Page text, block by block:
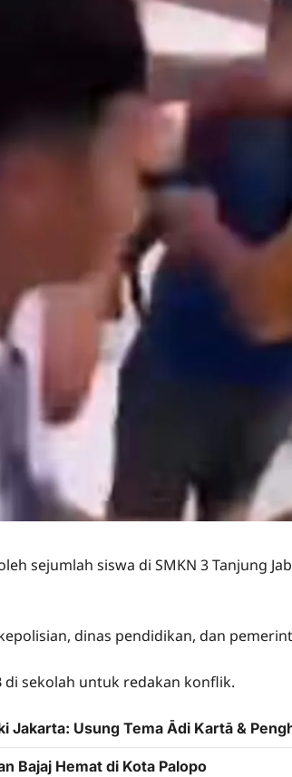
sejumlah siswa di SMKN 3 Tanjung
dinas pendidikan, dan
di sekolah untuk redakan konflik.
Jakarta: Usung Tema Ādi Kartā &
Bajaj Hemat di Kota Palopo